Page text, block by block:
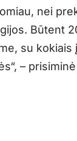
nei
Būtent
su kokiais
–